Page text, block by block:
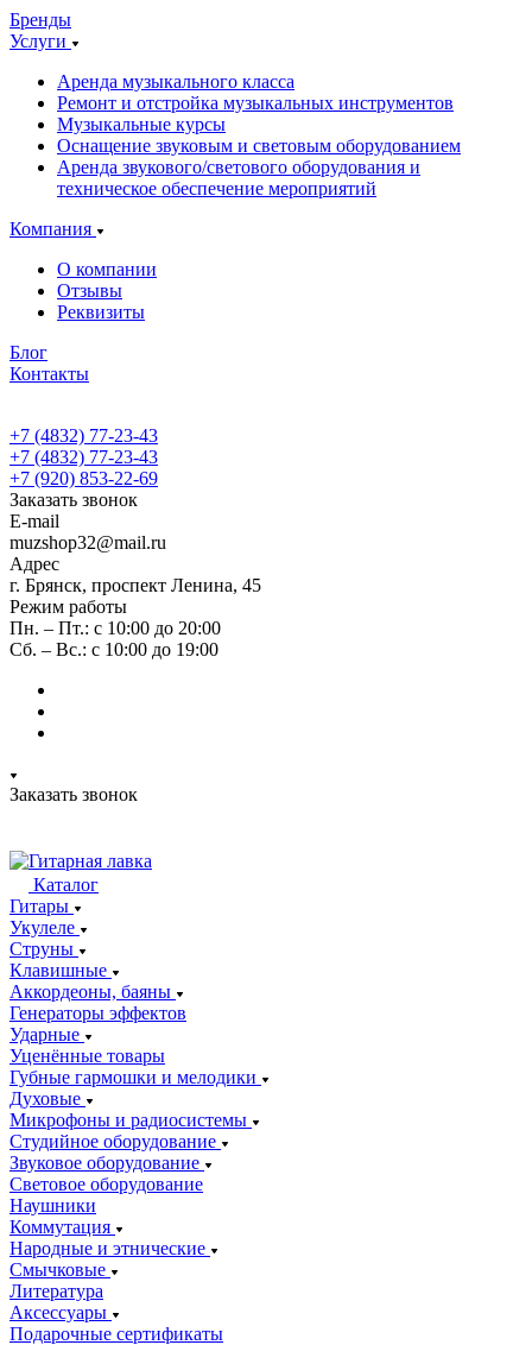
Бренды
Услуги
Аренда музыкального класса
Ремонт и отстройка музыкальных инструментов
Музыкальные курсы
Оснащение звуковым и световым оборудованием
Аренда звукового/светового оборудования и
техническое обеспечение мероприятий
Компания
О компании
Отзывы
Реквизиты
Блог
Контакты
+7 (4832) 77-23-43
+7 (4832) 77-23-43
+7 (920) 853-22-69
Заказать звонок
E-mail
muzshop32@mail.ru
Адрес
г. Брянск, проспект Ленина, 45
Режим работы
Пн. – Пт.: с 10:00 до 20:00
Сб. – Вс.: с 10:00 до 19:00
Заказать звонок
Каталог
Гитары
Укулеле
Струны
Клавишные
Аккордеоны, баяны
Генераторы эффектов
Ударные
Уценённые товары
Губные гармошки и мелодики
Духовые
Микрофоны и радиосистемы
Студийное оборудование
Звуковое оборудование
Световое оборудование
Наушники
Коммутация
Народные и этнические
Смычковые
Литература
Аксессуары
Подарочные сертификаты